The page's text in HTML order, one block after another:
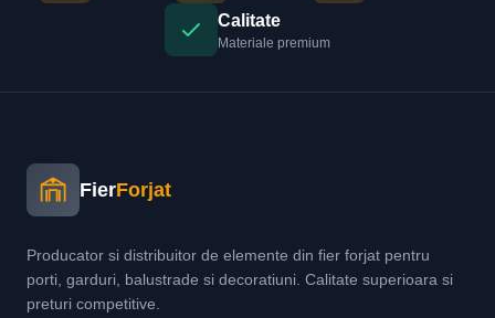
Calitate
Materiale premium
FierForjat
Producator si distribuitor de elemente din fier forjat pentru
porti, garduri, balustrade si decoratiuni. Calitate superioara si
preturi competitive.